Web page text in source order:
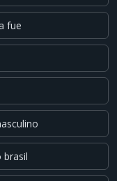
fue
brasil